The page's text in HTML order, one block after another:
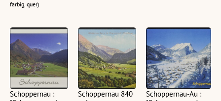
farbig, quer)
Schoppernau :
Schoppernau 840
Schoppernau-Au :